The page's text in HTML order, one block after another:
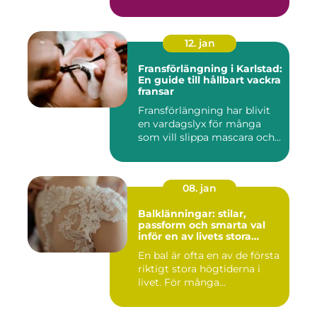
12. jan
Fransförlängning i Karlstad:
En guide till hållbart vackra
fransar
Fransförlängning har blivit
en vardagslyx för många
som vill slippa mascara och...
08. jan
Balklänningar: stilar,
passform och smarta val
inför en av livets stora
En bal är ofta en av de första
riktigt stora högtiderna i
livet. För många...